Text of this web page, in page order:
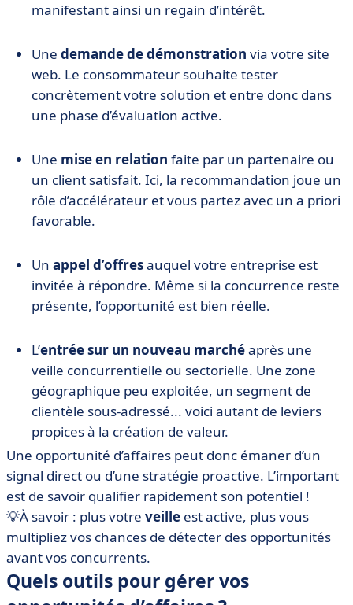
manifestant ainsi un regain d’intérêt.
Une demande de démonstration via votre site
web. Le consommateur souhaite tester
concrètement votre solution et entre donc dans
une phase d’évaluation active.
Une mise en relation faite par un partenaire ou
un client satisfait. Ici, la recommandation joue un
rôle d’accélérateur et vous partez avec un a priori
favorable.
Un appel d’offresauquel votre entreprise est
invitée à répondre. Même si la concurrence reste
présente, l’opportunité est bien réelle.
L’entrée sur un nouveau marchéaprès une
veille concurrentielle ou sectorielle. Une zone
géographique peu exploitée, un segment de
clientèle sous-adressé... voici autant de leviers
propices à la création de valeur.
Une opportunité d’affaires peut donc émaner d’un
signal direct ou d’une stratégie proactive. L’important
est de savoir qualifier rapidement son potentiel !
💡À savoir : plus votre veille est active, plus vous
multipliez vos chances de détecter des opportunités
avant vos concurrents.
Quels outils pour gérer vos